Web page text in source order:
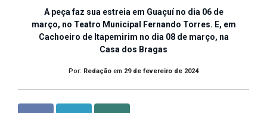
A peça faz sua estreia em Guaçuí no dia 06 de
março, no Teatro Municipal Fernando Torres. E, em
Cachoeiro de Itapemirim no dia 08 de março, na
Casa dos Bragas
Por: Redação em 29 de fevereiro de 2024